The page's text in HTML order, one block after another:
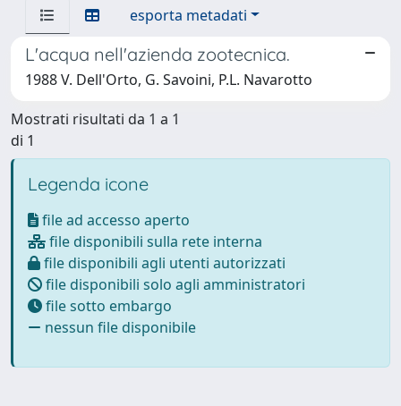
esporta metadati
L'acqua nell'azienda zootecnica.
1988 V. Dell'Orto, G. Savoini, P.L. Navarotto
Mostrati risultati da 1 a 1
di 1
Legenda icone
file ad accesso aperto
file disponibili sulla rete interna
file disponibili agli utenti autorizzati
file disponibili solo agli amministratori
file sotto embargo
nessun file disponibile